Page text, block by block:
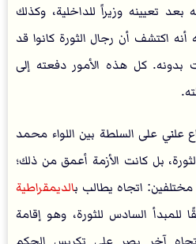
بعد تعيينه وزيراً للداخلية، وكذلك
اكتشف أن رجال الثورة كانوا قد
بدونه. كل هذه الأمور دفعته إلى
على السلطة بين اللواء محمد
بل كانت الأزمة أعمق من ذلك؛
اتجاه يطالب بالديمقراطية
للمبدأ السادس للثورة، وهو إقامة